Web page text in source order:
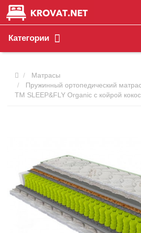
Категории
Матрасы
Пружинный ортопедический
ТМ SLEEP&FLY Organic с койрой